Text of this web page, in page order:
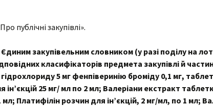
публічні закупівлі».
закупівельним словником (у разі поділу на
класифікаторів предмета закупівлі й
5 мг фенпіверинію броміду 0,1 мг,
25 мг/ мл по 2 мл; Валеріани екстракт
Платифілін розчин для ін’єкцій, 2 мг/мл, по 1 мл;